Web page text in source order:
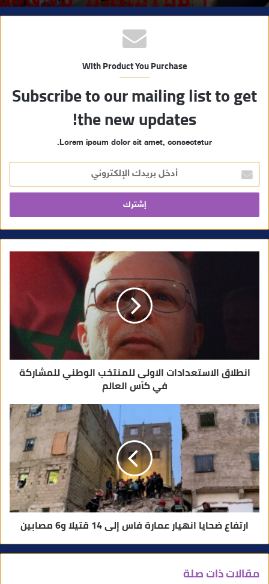
With Product You Purchase
Subscribe to our mailing list to get
the new updates!
Lorem ipsum dolor sit amet, consectetur.
خ
ل
ر
ا
انطلاق الاستعدادات الاولى للمنتخب الوطني للمشاركة
في كأس العالم
ارتفاع ضحايا انهيار عمارة فاس إلى 14 قتيلا و6 مصابين
مقالات ذات صلة